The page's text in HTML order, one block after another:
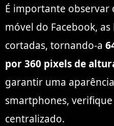
É importante observar
móvel do Facebook,
cortadas, tornando-a
por 360 pixels de
garantir uma
smartphones,
centralizado.